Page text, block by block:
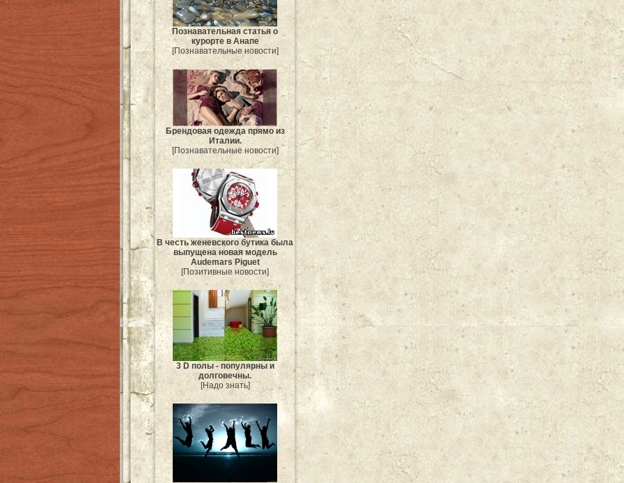
Познавательная статья о
курорте в Анапе
[Познавательные новости]
Брендовая одежда прямо из
Италии.
[Познавательные новости]
В честь женевского бутика была
выпущена новая модель
Audemars Piguet
[Позитивные новости]
3 D полы - популярны и
долговечны.
[Надо знать]